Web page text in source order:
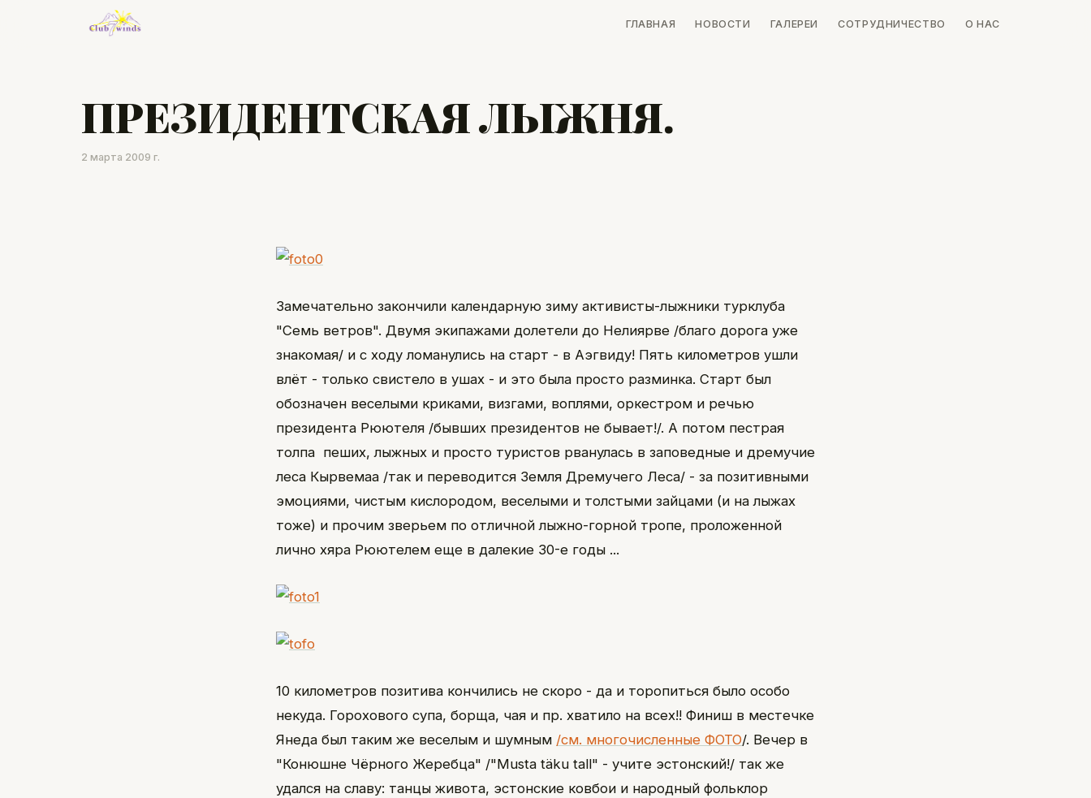
ГЛАВНАЯ НОВОСТИ ГАЛЕРЕИ СОТРУДНИЧЕСТВО О НАС
ПРЕЗИДЕНТСКАЯ ЛЫЖНЯ.
2 марта 2009 г.
Замечательно закончили календарную зиму активисты-лыжники турклуба
"Семь ветров". Двумя экипажами долетели до Нелиярве /благо дорога уже
знакомая/ и с ходу ломанулись на старт - в Аэгвиду! Пять километров ушли
влёт - только свистело в ушах - и это была просто разминка. Старт был
обозначен веселыми криками, визгами, воплями, оркестром и речью
президента Рюютеля /бывших президентов не бывает!/. А потом пестрая
толпа пеших, лыжных и просто туристов рванулась в заповедные и дремучие
леса Кырвемаа /так и переводится Земля Дремучего Леса/ - за позитивными
эмоциями, чистым кислородом, веселыми и толстыми зайцами (и на лыжах
тоже) и прочим зверьем по отличной лыжно-горной тропе, проложенной
лично хяра Рюютелем еще в далекие 30-е годы ...
10 километров позитива кончились не скоро - да и торопиться было особо
некуда. Горохового супа, борща, чая и пр. хватило на всех!! Финиш в местечке
Янеда был таким же веселым и шумным /см. многочисленные ФОТО/. Вечер в
"Конюшне Чёрного Жеребца" /"Musta täku tall" - учите эстонский!/ так же
удался на славу: танцы живота, эстонские ковбои и народный фольклор